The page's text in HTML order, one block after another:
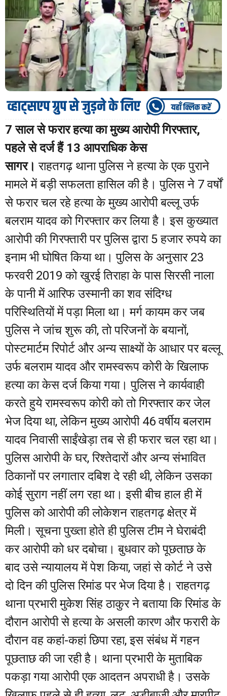
7 साल से फरार हत्या का मुख्य आरोपी गिरफ्तार,
पहले से दर्ज हैं 13 आपराधिक केस
सागर। राहतगढ़ थाना पुलिस ने हत्या के एक पुराने
मामले में बड़ी सफलता हासिल की है। पुलिस ने 7 वर्षों
से फरार चल रहे हत्या के मुख्य आरोपी बल्लू उर्फ
बलराम यादव को गिरफ्तार कर लिया है। इस कुख्यात
आरोपी की गिरफ्तारी पर पुलिस द्वारा 5 हजार रुपये का
इनाम भी घोषित किया था। पुलिस के अनुसार 23
फरवरी 2019 को खुरई तिराहा के पास सिरसी नाला
के पानी में आरिफ उस्मानी का शव संदिग्ध
परिस्थितियों में पड़ा मिला था। मर्ग कायम कर जब
पुलिस ने जांच शुरू की, तो परिजनों के बयानों,
पोस्टमार्टम रिपोर्ट और अन्य साक्ष्यों के आधार पर बल्लू
उर्फ बलराम यादव और रामस्वरूप कोरी के खिलाफ
हत्या का केस दर्ज किया गया। पुलिस ने कार्यवाही
करते हुये रामस्वरूप कोरी को तो गिरफ्तार कर जेल
भेज दिया था, लेकिन मुख्य आरोपी 46 वर्षीय बलराम
यादव निवासी साईंखेड़ा तब से ही फरार चल रहा था।
पुलिस आरोपी के घर, रिश्तेदारों और अन्य संभावित
ठिकानों पर लगातार दबिश दे रही थी, लेकिन उसका
कोई सुराग नहीं लग रहा था। इसी बीच हाल ही में
पुलिस को आरोपी की लोकेशन राहतगढ़ क्षेत्र में
मिली। सूचना पुख्ता होते ही पुलिस टीम ने घेराबंदी
कर आरोपी को धर दबोचा। बुधवार को पूछताछ के
बाद उसे न्यायालय में पेश किया, जहां से कोर्ट ने उसे
दो दिन की पुलिस रिमांड पर भेज दिया है। राहतगढ़
थाना प्रभारी मुकेश सिंह ठाकुर ने बताया कि रिमांड के
दौरान आरोपी से हत्या के असली कारण और फरारी के
दौरान वह कहां-कहां छिपा रहा, इस संबंध में गहन
पूछताछ की जा रही है। थाना प्रभारी के मुताबिक
पकड़ा गया आरोपी एक आदतन अपराधी है। उसके